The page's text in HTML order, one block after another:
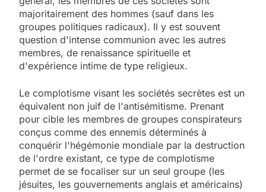
majoritairement des hommes (sauf dans les
groupes politiques radicaux). Il y est souvent
question d'intense communion avec les autres
membres, de renaissance spirituelle et
d'expérience intime de type religieux.
Le complotisme visant les sociétés secrètes est un
équivalent non juif de l'antisémitisme. Prenant
pour cible les membres de groupes conspirateurs
conçus comme des ennemis déterminés à
conquérir l'hégémonie mondiale par la destruction
de l'ordre existant, ce type de complotisme
permet de se focaliser sur un seul groupe (les
jésuites, les gouvernements anglais et américains)